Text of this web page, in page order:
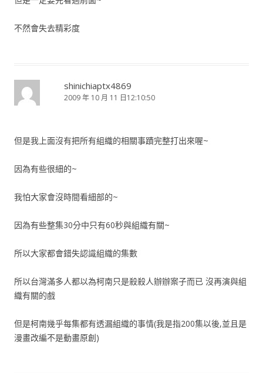
不然會失去精彩度
shinichiaptx4869
2009 年 10 月 11 日12:10:50
但是我上面沒有把所有組織的相關事蹟完整打出來喔~
因為有些很細的~
我怕大家會沒時間看細部的~
因為有些整集30分中只有60秒與組織有關~
所以大家都會錯失認識組織的集數
所以台灣滿多人都以為柯南只是殺殺人辦辦案子而已 沒再演與組
織有關的戲
但是柯南幾乎每集都有透漏組織的事情(我是指200集以後,並且是
漫畫改編不是動畫原創)